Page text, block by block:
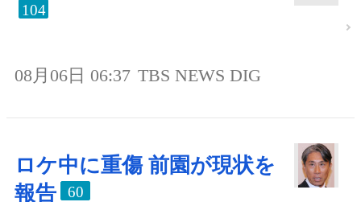
104
08月06日 06:37 TBS NEWS DIG
ロケ中に重傷 前園が現状を
報告
60